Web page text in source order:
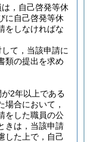
，自己啓発等休
に自己啓発等休
をしなければな
て，当該申請に
類の提出を求め
2年以上である
場合において，
をした職員の公
きは，当該申請
した上で，自己